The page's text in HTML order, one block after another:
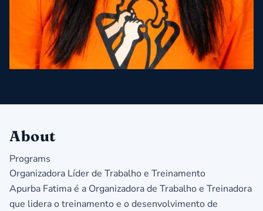
About
Programs
Organizadora Líder de Trabalho e Treinamento
Apurba Fatima é a Organizadora de Trabalho e Treinadora
que lidera o treinamento e o desenvolvimento de